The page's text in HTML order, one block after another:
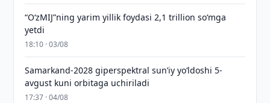
“O‘zMIJ”ning yarim yillik foydasi 2,1 trillion so‘mga
yetdi
18:10 · 03/08
Samarkand-2028 giperspektral sun’iy yo‘ldoshi 5-
avgust kuni orbitaga uchiriladi
17:37 · 04/08